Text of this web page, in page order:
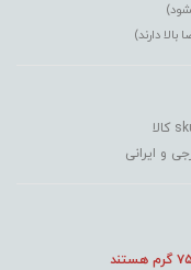
دارند)
و ایرانی
گرم هستند